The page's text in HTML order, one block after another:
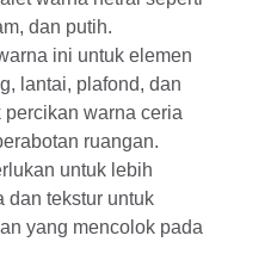
dan putih.
ini untuk elemen
lantai, plafond, dan
warna ceria
ruangan.
untuk lebih
dan tekstur untuk
yang mencolok pada